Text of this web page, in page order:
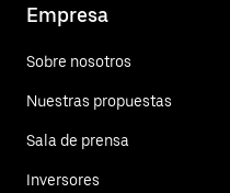
Empresa
Sobre nosotros
Nuestras propuestas
Sala de prensa
Inversores